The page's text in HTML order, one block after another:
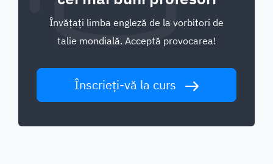
Învățați limba engleză de la vorbitori de
talie mondială. Acceptă provocarea!
Înscrieți-vă la curs